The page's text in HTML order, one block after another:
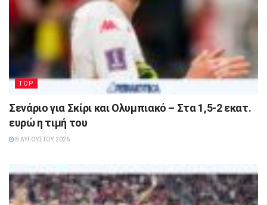
TOP
Σενάριο για Σκίρι και Ολυμπιακό – Στα 1,5-2 εκατ.
ευρώ η τιμή του
8 ΑΥΓΟΎΣΤΟΥ, 2026